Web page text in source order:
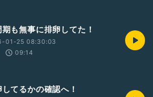
も無事に排卵してた！
01-25 08:30:03
09:14
てるかの確認へ！